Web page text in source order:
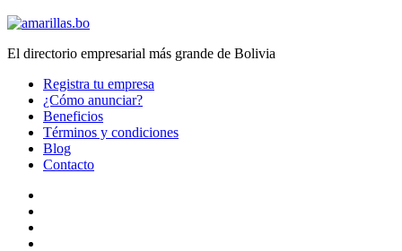
El directorio empresarial más grande de Bolivia
Registra tu empresa
¿Cómo anunciar?
Beneficios
Términos y condiciones
Blog
Contacto